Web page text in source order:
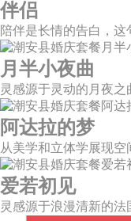
伴侣
月半小夜曲
阿达拉的梦
爱若初见